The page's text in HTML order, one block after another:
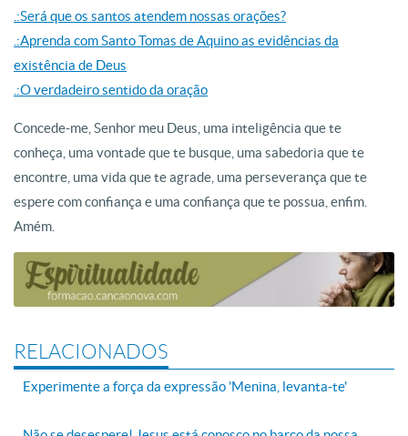
.:Será que os santos atendem nossas orações?
.:Aprenda com Santo Tomas de Aquino as evidências da
existência de Deus
.:O verdadeiro sentido da oração
Concede-me, Senhor meu Deus, uma inteligência que te
conheça, uma vontade que te busque, uma sabedoria que te
encontre, uma vida que te agrade, uma perseverança que te
espere com confiança e uma confiança que te possua, enfim.
Amém.
RELACIONADOS
Experimente a força da expressão 'Menina, levanta-te'